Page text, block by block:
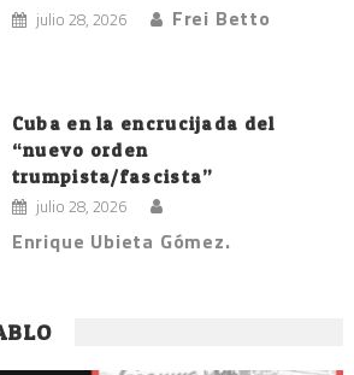
julio 28, 2026 Frei Betto
Cuba en la encrucijada del
“nuevo orden
trumpista/fascista”
julio 28, 2026
Enrique Ubieta Gómez.